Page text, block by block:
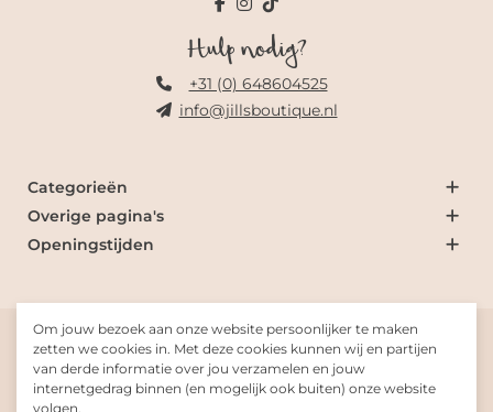
Om jouw bezoek aan onze website persoonlijker te maken
zetten we cookies in. Met deze cookies kunnen wij en partijen
van derde informatie over jou verzamelen en jouw
internetgedrag binnen (en mogelijk ook buiten) onze website
volgen.
Hulp nodig?
+31 (0) 648604525
info@jillsboutique.nl
Categorieën
Overige pagina's
Openingstijden
© 2026 Jill's Boutique
Gemaakt met doorFresh-Dev